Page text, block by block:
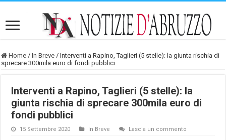
Home / In Breve / Interventi a Rapino, Taglieri (5 stelle): la giunta rischia di
sprecare 300mila euro di fondi pubblici
Interventi a Rapino, Taglieri (5 stelle): la
giunta rischia di sprecare 300mila euro di
fondi pubblici
15 Settembre 2020 In Breve Lascia un commento